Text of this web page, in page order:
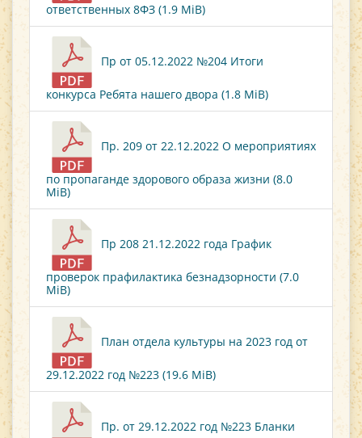
ответственных 8ФЗ (1.9 MiB)
Пр от 05.12.2022 №204 Итоги
конкурса Ребята нашего двора (1.8 MiB)
Пр. 209 от 22.12.2022 О мероприятиях
по пропаганде здорового образа жизни (8.0
MiB)
Пр 208 21.12.2022 года График
проверок прафилактика безнадзорности (7.0
MiB)
План отдела культуры на 2023 год от
29.12.2022 год №223 (19.6 MiB)
Пр. от 29.12.2022 год №223 Бланки